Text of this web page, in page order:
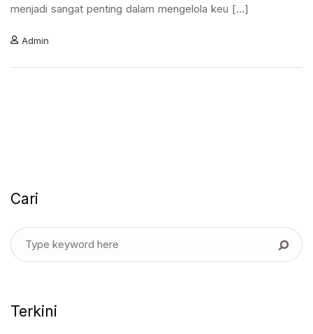
menjadi sangat penting dalam mengelola keu [...]
Admin
Cari
Terkini